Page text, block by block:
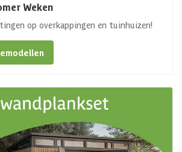
Weken
op overkappingen en tuinhuizen!